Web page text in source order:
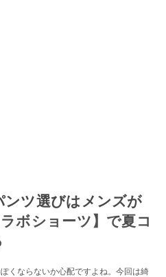
ンツ選びはメンズが
ボショーツ】で夏コ
くならないか心配ですよね。今回は綺